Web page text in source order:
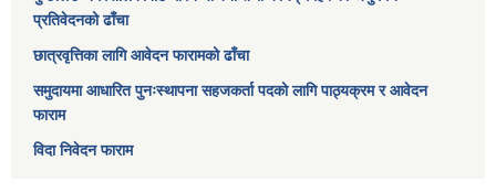
प्रतिवेदनको ढाँचा
छात्रवृत्तिका लागि आवेदन फारामको ढाँचा
समुदायमा आधारित पुनःस्थापना सहजकर्ता पदको लागि पाठ्यक्रम र आवेदन
फाराम
विदा निवेदन फाराम